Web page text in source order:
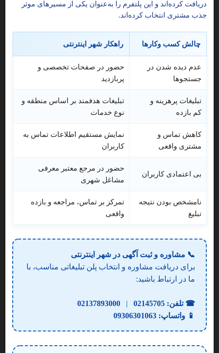
لاستیک فروشی و رینگ
فروشگاه لاستیک و رینگ محمدیان فروشگاه
لاستیک و رینگ محمدیان پخش انواع لاستیک خارجی پخش انواع تیوپ
ایرانی و خارجی اسپرت فابریک مدل بالا
تهران خ امیرکبیر چراغ برق
تماس بیشتر
مرجع نیازمندی های پیام اول | معرفی
مشاغل
دریافت کرده‌اند و این پلتفرم را به‌عنوان یکی از مسیرهای موثر
جذب مشتری انتخاب کرده‌اند.
چالش کسب وکارها راهکار شهر اینترنتی
عدم دیده شدن در
جستجوها
حضور در صفحات تخصصی و
پربازدید
تبلیغات پرهزینه و
کم بازده
تبلیغات هدفمند بر اساس منطقه و
نوع خدمات
کاهش تماس و
مشتری واقعی
نمایش مستقیم اطلاعات تماس به
کاربران
بی اعتمادی کاربران
حضور در مرجع معتبر معرفی
مشاغل شهری
نامشخص بودن نتیجه
تبلیغ
تمرکز بر تماس، مراجعه و بازده
واقعی
📞 مشاوره و ثبت آگهی در شهر اینترنتی
برای دریافت مشاوره و انتخاب پلن تبلیغاتی مناسب، با
ما در ارتباط باشید:
☎ تلفن: 02145705
|
02137893000
📱 واتساپ: 09306301063